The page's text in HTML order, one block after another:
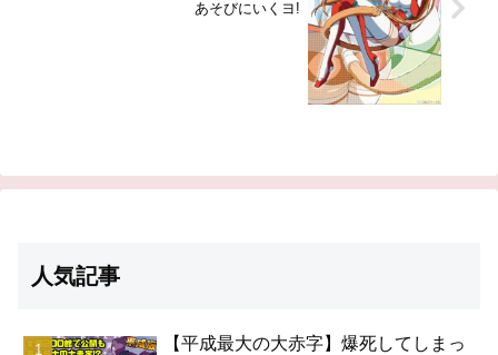
あそびにいくヨ!
人気記事
【平成最大の大赤字】爆死してしまっ